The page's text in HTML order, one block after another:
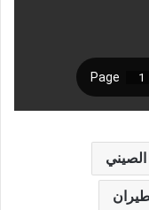
الصيني